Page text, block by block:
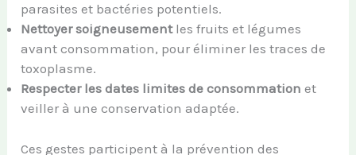
parasites et bactéries potentiels.
Nettoyer soigneusementles fruits et légumes
avant consommation, pour éliminer les traces de
toxoplasme.
Respecter les dates limites de consommation et
veiller à une conservation adaptée.
Ces gestes participent à la prévention des